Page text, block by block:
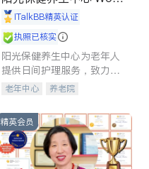
shine
iTalkBB精英认证
执照已核实
阳光保健养生中心为老年人
提供日间护理服务，致力于
通过持续的护理创新来有效
老年中心 养老院
精英会员